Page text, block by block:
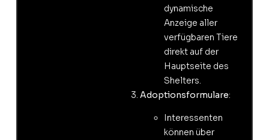
dynamische
Anzeige aller
verfügbaren Tiere
direkt auf der
Hauptseite des
Shelters.
Adoptionsformulare:
Interessenten
können über